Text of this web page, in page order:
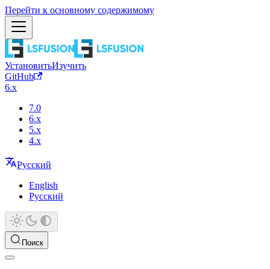
Перейти к основному содержимому
УстановитьИзучить
GitHub
6.x
7.0
6.x
5.x
4.x
Русский
English
Русский
Поиск